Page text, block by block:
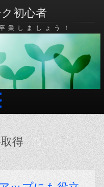
初心者
業しましょう！
得